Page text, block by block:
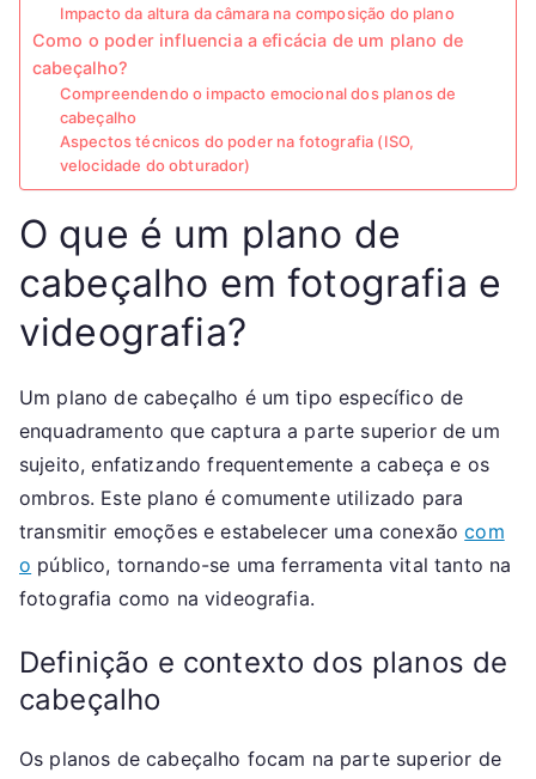
Impacto da altura da câmara na composição do plano
Como o poder influencia a eficácia de um plano de
cabeçalho?
Compreendendo o impacto emocional dos planos de
cabeçalho
Aspectos técnicos do poder na fotografia (ISO,
velocidade do obturador)
O que é um plano de
cabeçalho em fotografia e
videografia?
Um plano de cabeçalho é um tipo específico de
enquadramento que captura a parte superior de um
sujeito, enfatizando frequentemente a cabeça e os
ombros. Este plano é comumente utilizado para
transmitir emoções e estabelecer uma conexãocom
o público, tornando-se uma ferramenta vital tanto na
fotografia como na videografia.
Definição e contexto dos planos de
cabeçalho
Os planos de cabeçalho focam na parte superior de